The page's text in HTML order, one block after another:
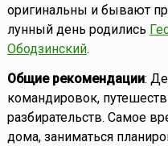
оригинальны и бывают
лунный день родились
Ободзинский.
Общие рекомендации:
командировок,
разбирательств. Самое
дома, заниматься